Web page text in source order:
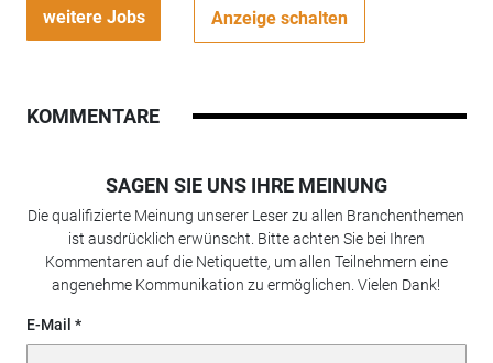
weitere Jobs Anzeige schalten
KOMMENTARE
SAGEN SIE UNS IHRE MEINUNG
Die qualifizierte Meinung unserer Leser zu allen Branchenthemen
ist ausdrücklich erwünscht. Bitte achten Sie bei Ihren
Kommentaren auf die Netiquette, um allen Teilnehmern eine
angenehme Kommunikation zu ermöglichen. Vielen Dank!
E-Mail